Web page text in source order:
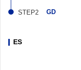
GD
ES